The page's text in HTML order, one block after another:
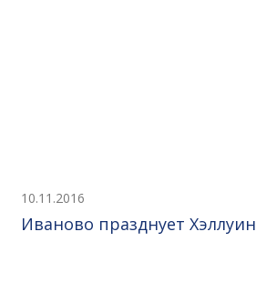
10.11.2016
Иваново празднует Хэллуин